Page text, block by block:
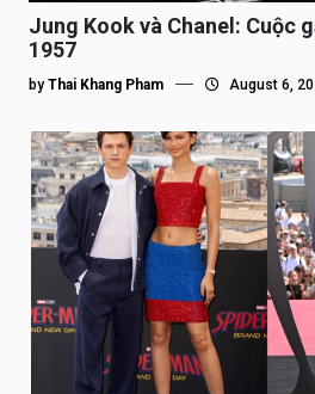
Jung Kook và Chanel: Cuộc
1957
by Thai Khang Pham August 6,